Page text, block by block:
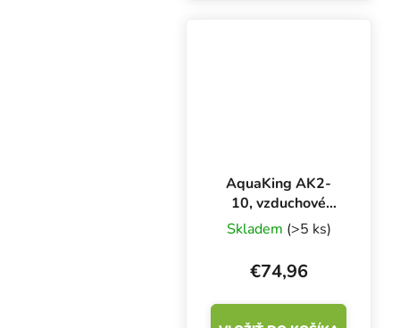
AquaKing AK2-
10, vzduchové
čerpadlo
Skladem (>5 ks)
€74,96